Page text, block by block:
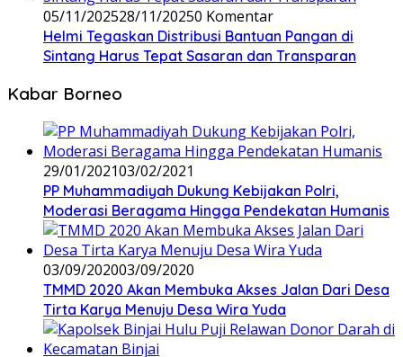
05/11/202528/11/20250 Komentar
Helmi Tegaskan Distribusi Bantuan Pangan di
Sintang Harus Tepat Sasaran dan Transparan
Kabar Borneo
29/01/202103/02/2021
PP Muhammadiyah Dukung Kebijakan Polri,
Moderasi Beragama Hingga Pendekatan Humanis
03/09/202003/09/2020
TMMD 2020 Akan Membuka Akses Jalan Dari Desa
Tirta Karya Menuju Desa Wira Yuda